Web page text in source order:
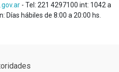
- Tel: 221 4297100 int: 1042 a
Días hábiles de 8:00 a 20:00 hs.